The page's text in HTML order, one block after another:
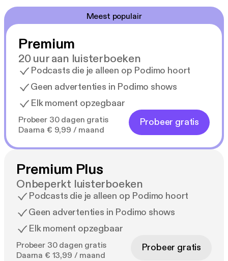
Meest populair
Premium
20 uur aan luisterboeken
Podcasts die je alleen op Podimo hoort
Geen advertenties in Podimo shows
Elk moment opzegbaar
Probeer 30 dagen gratis
Daarna € 9,99 / maand
Probeer gratis
Premium Plus
Onbeperkt luisterboeken
Podcasts die je alleen op Podimo hoort
Geen advertenties in Podimo shows
Elk moment opzegbaar
Probeer 30 dagen gratis
Daarna € 13,99 / maand
Probeer gratis